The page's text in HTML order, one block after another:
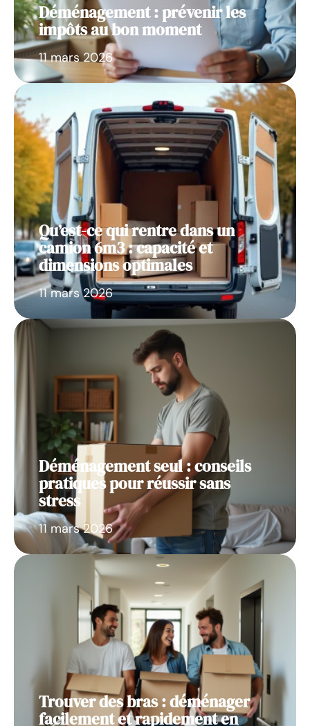
Déménagement : prévenir les
impôts au bon moment
11 mars 2026
Qu’est-ce qui rentre dans un
camion 6m3 : capacité et
dimensions optimales
11 mars 2026
Déménagement seul : conseils
pratiques pour réussir sans
stress
11 mars 2026
Trouver des bras : déménager
facilement et rapidement en